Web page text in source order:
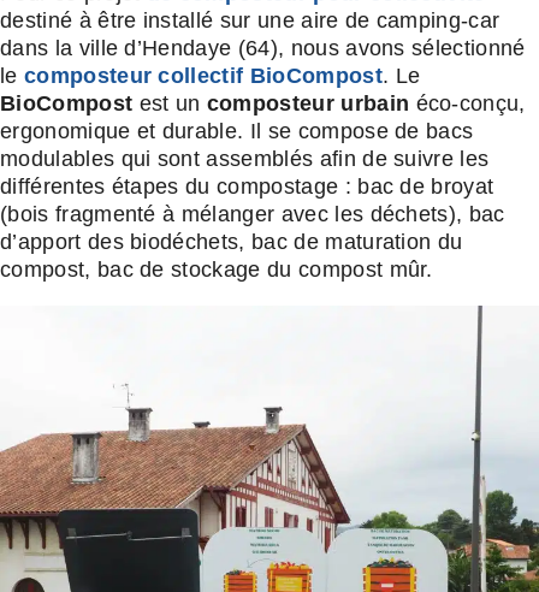
destiné à être installé sur une aire de camping-car
dans la ville d’Hendaye (64), nous avons sélectionné
le composteur collectif BioCompost. Le
BioCompost est un composteur urbain éco-conçu,
ergonomique et durable. Il se compose de bacs
modulables qui sont assemblés afin de suivre les
différentes étapes du compostage : bac de broyat
(bois fragmenté à mélanger avec les déchets), bac
d’apport des biodéchets, bac de maturation du
compost, bac de stockage du compost mûr.